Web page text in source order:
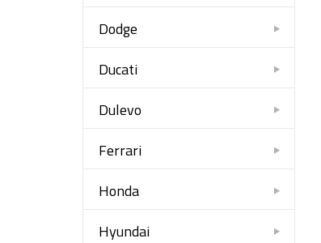
Dodge
Ducati
Dulevo
Ferrari
Honda
Hyundai